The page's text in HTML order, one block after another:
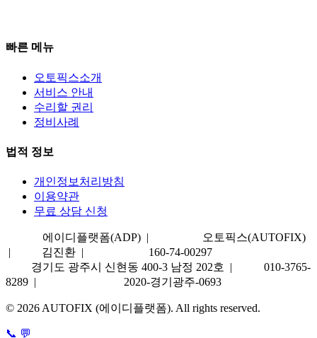
빠른 메뉴
오토픽스소개
서비스 안내
수리할 권리
정비사례
법적 정보
개인정보처리방침
이용약관
무료 상담 신청
에이디플랫폼(ADP) |
오토픽스(AUTOFIX)
|
김진환 |
160-74-00297
경기도 광주시 신현동 400-3 남정 202호 |
010-3765-
8289 |
2020-경기광주-0693
© 2026 AUTOFIX (에이디플랫폼). All rights reserved.
📞 💬